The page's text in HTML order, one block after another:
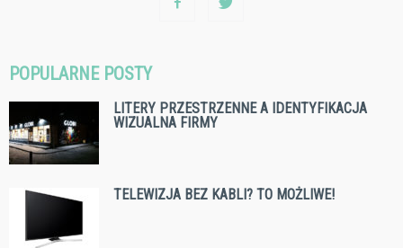
POPULARNE POSTY
LITERY PRZESTRZENNE A IDENTYFIKACJA
WIZUALNA FIRMY
TELEWIZJA BEZ KABLI? TO MOŻLIWE!